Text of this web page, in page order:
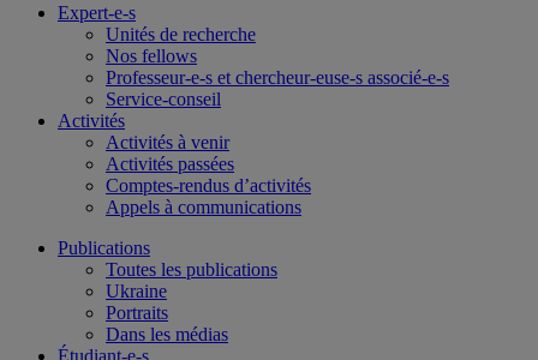
Expert-e-s
Unités de recherche
Nos fellows
Professeur-e-s et chercheur-euse-s associé-e-s
Service-conseil
Activités
Activités à venir
Activités passées
Comptes-rendus d’activités
Appels à communications
Publications
Toutes les publications
Ukraine
Portraits
Dans les médias
Étudiant-e-s